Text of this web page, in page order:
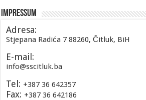
Impressum
Adresa:
Stjepana Radića 7 88260, Čitluk, BiH
E-mail:
info@sscitluk.ba
Tel: +387 36 642357
Fax: +387 36 642186